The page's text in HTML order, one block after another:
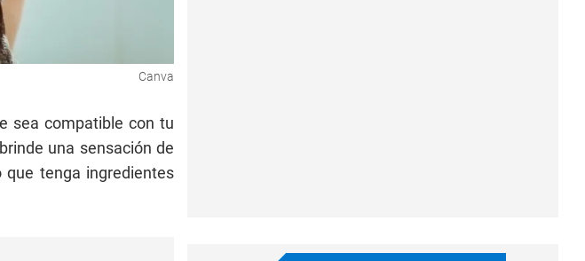
Canva
sea compatible con tu
una sensación de
tenga ingredientes